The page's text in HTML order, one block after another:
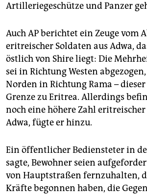
Artilleriegeschütze und Panzer
Auch AP berichtet ein Zeuge vom
eritreischer Soldaten aus Adwa,
östlich von Shire liegt: Die
sei in Richtung Westen
Norden in Richtung Rama –
Grenze zu Eritrea. Allerdings
noch eine höhere Zahl
Adwa, fügte er hinzu.
Ein öffentlicher Bediensteter in
sagte, Bewohner seien
von Hauptstraßen fernzuhalten,
Kräfte begonnen haben, die